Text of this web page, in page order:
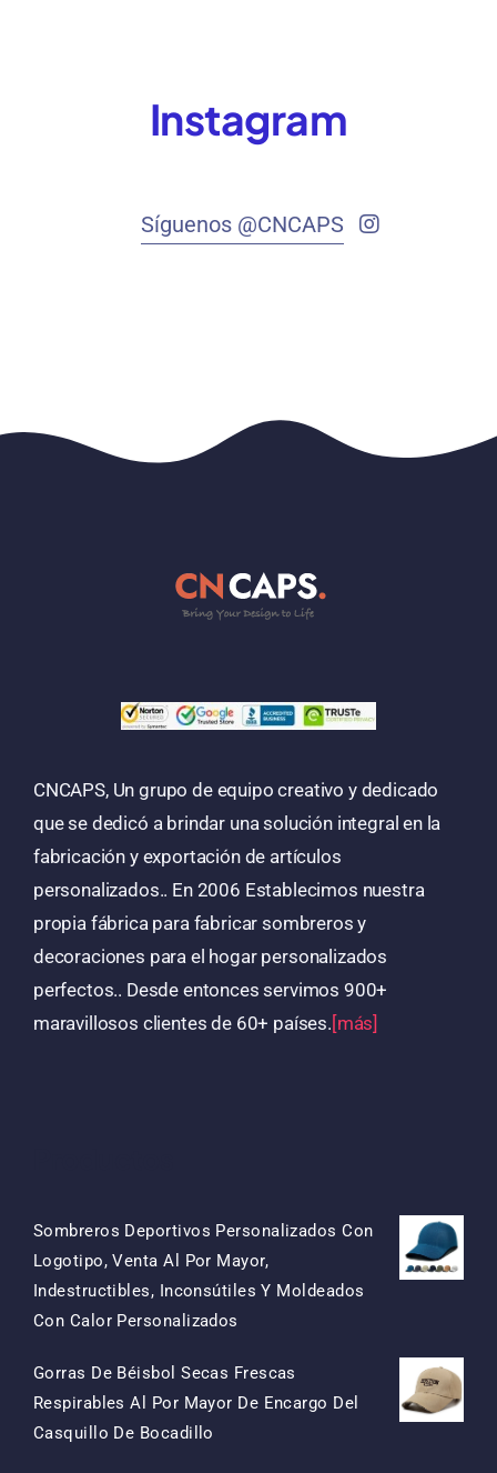
Instagram
Síguenos @CNCAPS
CNCAPS, Un grupo de equipo creativo y dedicado
que se dedicó a brindar una solución integral en la
fabricación y exportación de artículos
personalizados.. En 2006 Establecimos nuestra
propia fábrica para fabricar sombreros y
decoraciones para el hogar personalizados
perfectos.. Desde entonces servimos 900+
maravillosos clientes de 60+ países.[más]
Sombreros Deportivos Personalizados Con
Logotipo, Venta Al Por Mayor,
Indestructibles, Inconsútiles Y Moldeados
Con Calor Personalizados
Original
Era:
Actual
Es:
Gorras De Béisbol Secas Frescas
Respirables Al Por Mayor De Encargo Del
Casquillo De Bocadillo